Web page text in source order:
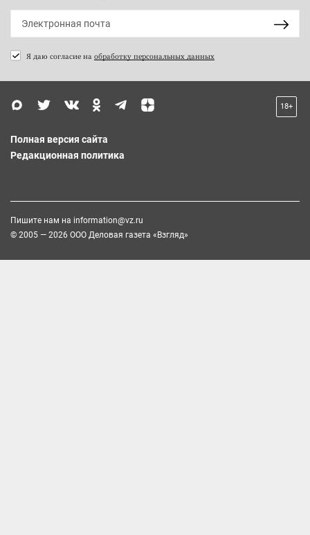
Я даю согласие на обработку персональных данных
18+
Полная версия сайта
Редакционная политика
Пишите нам на information@vz.ru
© 2005 — 2026 ООО Деловая газета «Взгляд»